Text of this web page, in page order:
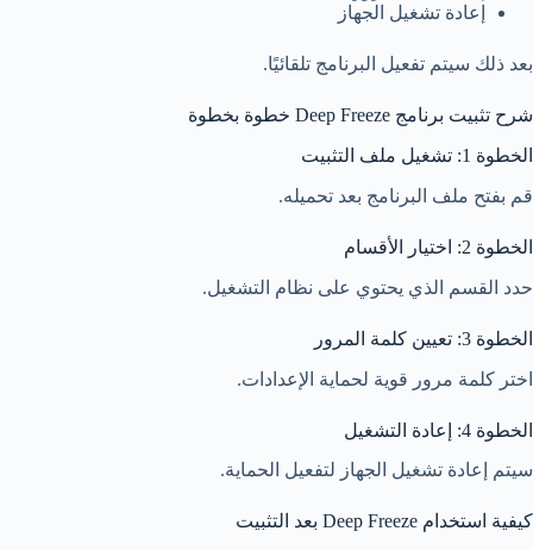
إعادة تشغيل الجهاز
بعد ذلك سيتم تفعيل البرنامج تلقائيًا.
شرح تثبيت برنامج Deep Freeze خطوة بخطوة
الخطوة 1: تشغيل ملف التثبيت
قم بفتح ملف البرنامج بعد تحميله.
الخطوة 2: اختيار الأقسام
حدد القسم الذي يحتوي على نظام التشغيل.
الخطوة 3: تعيين كلمة المرور
اختر كلمة مرور قوية لحماية الإعدادات.
الخطوة 4: إعادة التشغيل
سيتم إعادة تشغيل الجهاز لتفعيل الحماية.
كيفية استخدام Deep Freeze بعد التثبيت